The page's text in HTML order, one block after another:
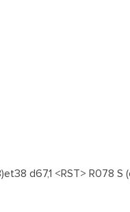
d67,1 <RST> R078 S